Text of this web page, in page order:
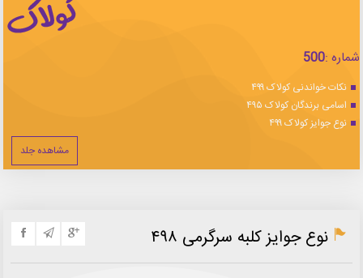
شماره :500
نکات خواندنی کولاک ۴۹۹
اسامی برندگان کولاک ۴۹۵
نوع جوایز کولاک ۴۹۹
مشاهده جلد
نوع جوایز کلبه سرگرمی ۴۹۸